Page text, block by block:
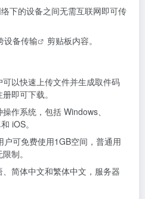
络下的设备之间无需互联网即可传
设备传输 剪贴板内容。
可以快速上传文件并生成取件码
即可下载。
操作系统，包括 Windows、
iOS。
户可免费使用1GB空间，普通用
制。
、简体中文和繁体中文，服务器